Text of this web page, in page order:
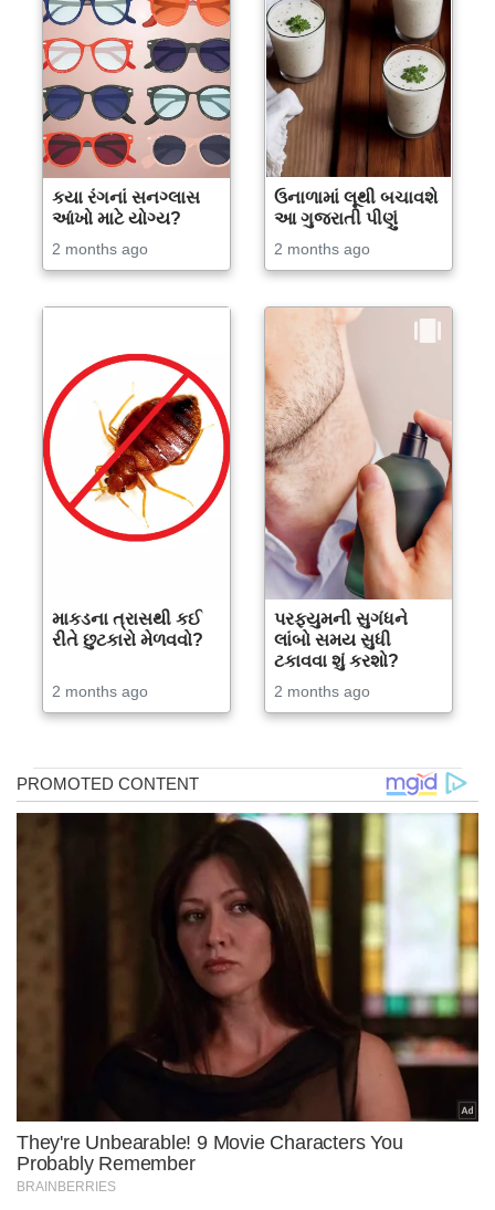
કયા રંગનાં સનગ્લાસ
આંખો માટે યોગ્ય?
2 months ago
ઉનાળામાં લૂથી બચાવશે
આ ગુજરાતી પીણું
2 months ago
માકડના ત્રાસથી કઈ
રીતે છુટકારો મેળવવો?
2 months ago
પરફ્યુમની સુગંધને
લાંબો સમય સુધી
ટકાવવા શું કરશો?
2 months ago